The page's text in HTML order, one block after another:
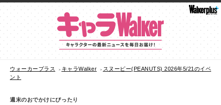
ウォーカープラス キャラWalker
スヌーピー(PEANUTS) 2026年5/21のイベ
ント
週末のおでかけにぴったり